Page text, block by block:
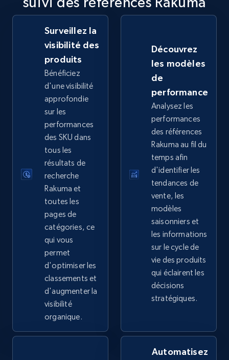
2.5K+ 359+ Commencer
eBay - Collect records by category
URL, Product id, Title, Seller name, Seller rating,
Seller reviews, Breadcrumbs, Root category, and
2.5K+ 359+ Commencer
Google Shopping
URL, Product id, Title, Product description,
Rating, Reviews count, Images, Variations, and
more.
2.4K+ Commencer
Google Shopping - collects products from
web using keywords
URL, Product id, Title, Product description,
Rating, Reviews count, Images, Variations, and
Surveillez la
visibilité des
produits
Bénéficiez
d'une visibilité
approfondie
sur les
performances
des SKU dans
tous les
résultats de
recherche
Rakuma et
toutes les
pages de
catégories, ce
qui vous
permet
d'optimiser les
classements et
d'augmenter la
visibilité
organique.
Découvrez
les modèles
de
performance
Analysez les
performances
des références
Rakuma au fil du
temps afin
d'identifier les
tendances de
vente, les
modèles
saisonniers et
les informations
sur le cycle de
vie des produits
qui éclairent les
décisions
stratégiques.
Automatisez